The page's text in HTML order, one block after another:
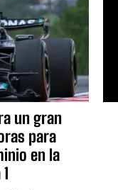
un gran
para
en la